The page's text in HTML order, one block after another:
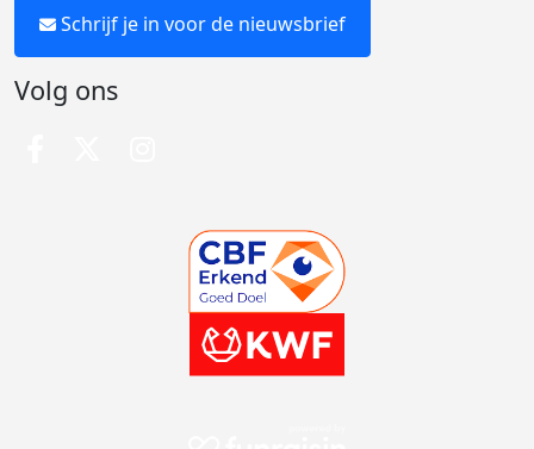
Schrijf je in voor de nieuwsbrief
Volg ons